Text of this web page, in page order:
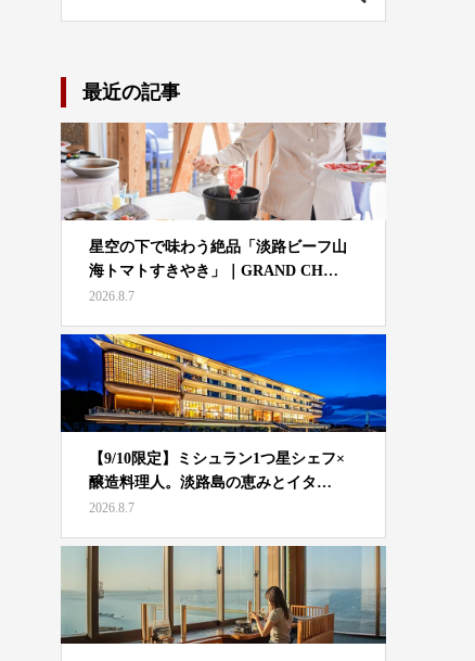
最近の記事
星空の下で味わう絶品「淡路ビーフ山
海トマトすきやき」｜GRAND CH…
2026.8.7
【9/10限定】ミシュラン1つ星シェフ×
醸造料理人。淡路島の恵みとイタ…
2026.8.7